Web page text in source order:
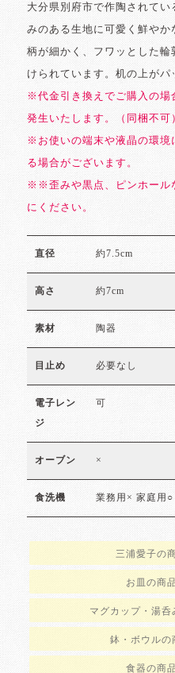
大分県別府市で作陶されて
みのある生地に可愛く鮮や
柄が細かく、フワッとした
けられています。机の上がパ
※代金引き換えでご購入の場
発生いたします。（同梱不可
※お使いの端末や液晶の環境
る場合がございます。
※※歪みや黒点、ピンホール
にください。
直径 約7.5cm
高さ 約7cm
素材 陶器
目止め 必要なし
電子レン
ジ
可
オーブン ×
食洗機 業務用× 家庭用○
三浦愛子の
お皿の商
マグカップ・湯
鉢・ボウルの
食器の商